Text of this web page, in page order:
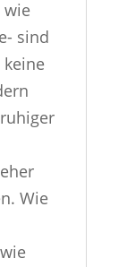
wie
sind
Wie